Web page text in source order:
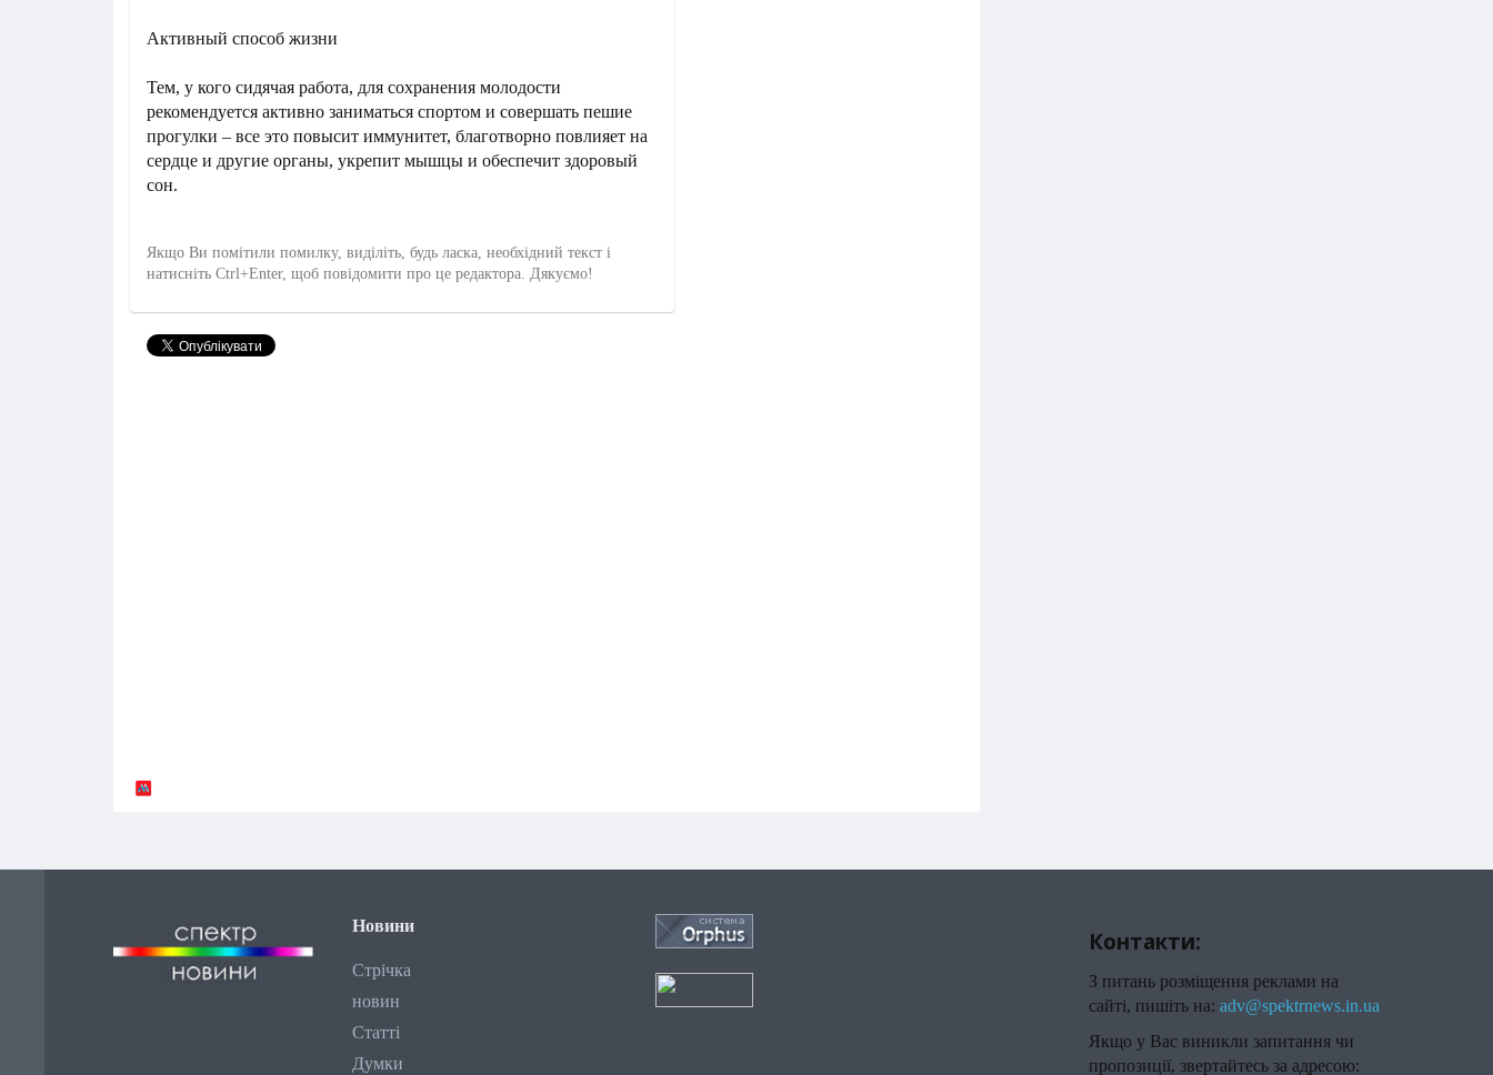
Активный способ жизни
Тем, у кого сидячая работа, для сохранения молодости
рекомендуется активно заниматься спортом и совершать пешие
прогулки – все это повысит иммунитет, благотворно повлияет на
сердце и другие органы, укрепит мышцы и обеспечит здоровый
сон.
Якщо Ви помітили помилку, виділіть, будь ласка, необхідний текст і
натисніть Ctrl+Enter, щоб повідомити про це редактора. Дякуємо!
Новини
Стрічка
новин
Статті
Думки
Контакти:
З питань розміщення реклами на
сайті, пишіть на: adv@spektrnews.in.ua
Якщо у Вас виникли запитання чи
пропозиції, звертайтесь за адресою: